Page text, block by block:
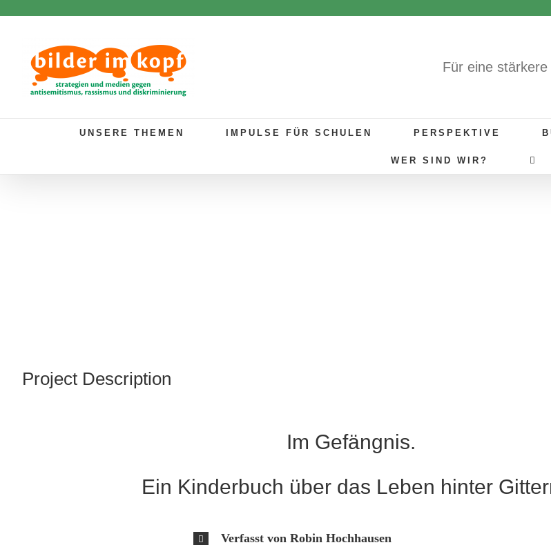
Für eine
UNSERE THEMEN IMPULSE FÜR SCHULEN PERSPEKTIVE
WER SIND WIR?
Project Description
Im Gefängnis.
Ein Kinderbuch über das Leben hinter
Verfasst von Robin Hochhausen